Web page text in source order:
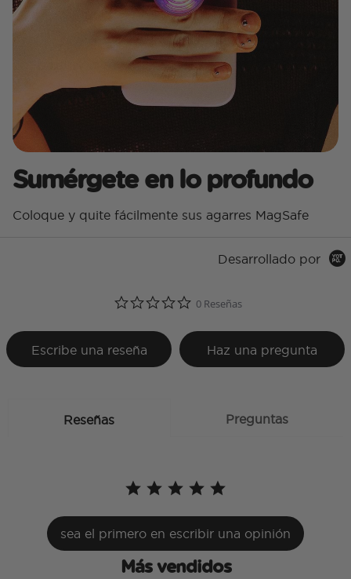
Sumérgete en lo profundo
Coloque y quite fácilmente sus agarres MagSafe
Desarrollado por
0.0 star rating
0 Reseñas
Escribe una reseña Haz una pregunta
Reseñas Preguntas
sea el primero en escribir una opinión
Más vendidos